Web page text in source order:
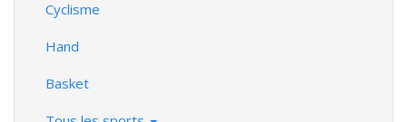
Cyclisme
Hand
Basket